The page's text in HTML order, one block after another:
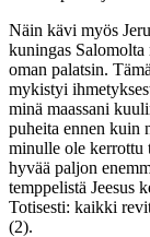
Näin kävi myös
kuningas Salomolta
oman palatsin.
mykistyi
minä maassani
puheita ennen kuin
minulle ole kerrottu
hyvää paljon
temppelistä Jeesus
Totisesti: kaikki
(2).